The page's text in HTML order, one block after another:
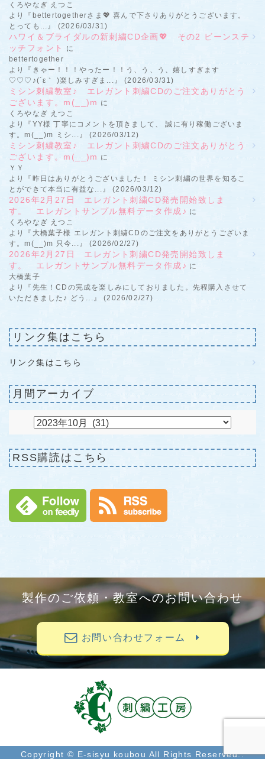
くろやなぎ えつこ
より『bettertogetherさま💖 喜んで下さりありがとうございます。
とっても...』 (2026/03/31)
ハワイ＆ブライダルの新刺繍CD企画💖 その2 ビーンステ
ッチフォント
に
bettertogether
より『きゃー！！！やったー！！う、う、う、嬉しすぎます
♡♡♡♪(´ε｀ )楽しみすぎま...』 (2026/03/31)
ミシン刺繍教室♪ エレガント刺繍CDのご注文ありがとう
ございます。m(__)m に
くろやなぎ えつこ
より『YY様 丁寧にコメントを頂きまして、 誠に有り稼働ございま
す。m(__)m ミシ...』 (2026/03/12)
ミシン刺繍教室♪ エレガント刺繍CDのご注文ありがとう
ございます。m(__)m に
ＹＹ
より『昨日はありがとうございました！ ミシン刺繍の世界を知るこ
とができて本当に有益な...』 (2026/03/12)
2026年2月27日 エレガント刺繍CD発売開始致しま
す。 エレガントサンプル無料データ作成♪ に
くろやなぎ えつこ
より『大橋葉子様 エレガント刺繍CDのご注文をありがとうございま
す。m(__)m 只今...』 (2026/02/27)
2026年2月27日 エレガント刺繍CD発売開始致しま
す。 エレガントサンプル無料データ作成♪ に
大橋葉子
より『先生！CDの完成を楽しみにしておりました。先程購入させて
いただきました♪ どう...』 (2026/02/27)
リンク集はこちら
リンク集はこちら
月間アーカイブ
RSS購読はこちら
製作のご依頼・教室へのお問い合わせ
お問い合わせフォーム
Copyright © E-sisyu koubou All Rights Reserved..